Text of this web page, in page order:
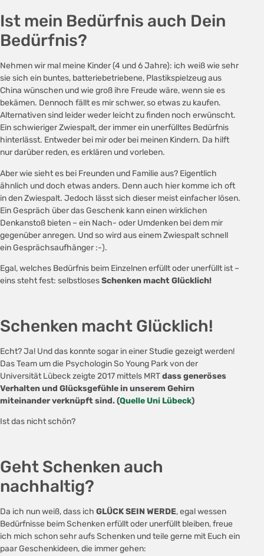
Ist mein Bedürfnis auch Dein
Bedürfnis?
Nehmen wir mal meine Kinder (4 und 6 Jahre): ich weiß wie sehr
sie sich ein buntes, batteriebetriebene, Plastikspielzeug aus
China wünschen und wie groß ihre Freude wäre, wenn sie es
bekämen. Dennoch fällt es mir schwer, so etwas zu kaufen.
Alternativen sind leider weder leicht zu finden noch erwünscht.
Ein schwieriger Zwiespalt, der immer ein unerfülltes Bedürfnis
hinterlässt. Entweder bei mir oder bei meinen Kindern. Da hilft
nur darüber reden, es erklären und vorleben.
Aber wie sieht es bei Freunden und Familie aus? Eigentlich
ähnlich und doch etwas anders. Denn auch hier komme ich oft
in den Zwiespalt. Jedoch lässt sich dieser meist einfacher lösen.
Ein Gespräch über das Geschenk kann einen wirklichen
Denkanstoß bieten – ein Nach- oder Umdenken bei dem mir
gegenüber anregen. Und so wird aus einem Zwiespalt schnell
ein Gesprächsaufhänger :-).
Egal, welches Bedürfnis beim Einzelnen erfüllt oder unerfüllt ist –
eins steht fest: selbstlosesSchenken macht Glücklich!
Schenken macht Glücklich!
Echt? Ja! Und das konnte sogar in einer Studie gezeigt werden!
Das Team um die Psychologin So Young Park von der
Universität Lübeck zeigte 2017 mittels MRTdass generöses
Verhalten und Glücksgefühle in unserem Gehirn
miteinander verknüpft sind. (Quelle Uni Lübeck)
Ist das nicht schön?
Geht Schenken auch
nachhaltig?
Da ich nun weiß, dass ich GLÜCK SEIN WERDE, egal wessen
Bedürfnisse beim Schenken erfüllt oder unerfüllt bleiben, freue
ich mich schon sehr aufs Schenken und teile gerne mit Euch ein
paar Geschenkideen, die immer gehen: